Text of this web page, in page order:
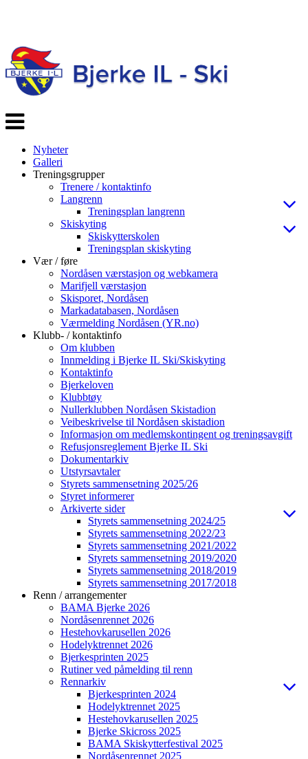
Veksle
navigasjon
Nyheter
Galleri
Treningsgrupper
Trenere / kontaktinfo
Langrenn
Treningsplan langrenn
Skiskyting
Skiskytterskolen
Treningsplan skiskyting
Vær / føre
Nordåsen værstasjon og webkamera
Marifjell værstasjon
Skisporet, Nordåsen
Markadatabasen, Nordåsen
Værmelding Nordåsen (YR.no)
Klubb- / kontaktinfo
Om klubben
Innmelding i Bjerke IL Ski/Skiskyting
Kontaktinfo
Bjerkeloven
Klubbtøy
Nullerklubben Nordåsen Skistadion
Veibeskrivelse til Nordåsen skistadion
Informasjon om medlemskontingent og treningsavgift
Refusjonsreglement Bjerke IL Ski
Dokumentarkiv
Utstyrsavtaler
Styrets sammensetning 2025/26
Styret informerer
Arkiverte sider
Styrets sammensetning 2024/25
Styrets sammensetning 2022/23
Styrets sammensetning 2021/2022
Styrets sammensetning 2019/2020
Styrets sammensetning 2018/2019
Styrets sammensetning 2017/2018
Renn / arrangementer
BAMA Bjerke 2026
Nordåsenrennet 2026
Hestehovkarusellen 2026
Hodelyktrennet 2026
Bjerkesprinten 2025
Rutiner ved påmelding til renn
Rennarkiv
Bjerkesprinten 2024
Hodelyktrennet 2025
Hestehovkarusellen 2025
Bjerke Skicross 2025
BAMA Skiskytterfestival 2025
Nordåsenrennet 2025